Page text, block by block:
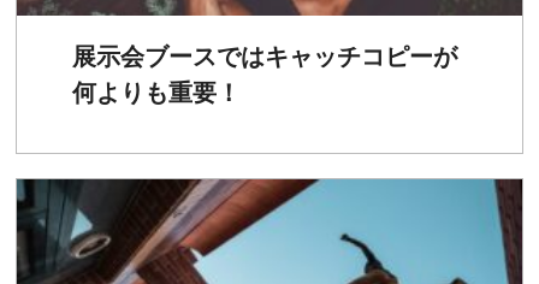
展示会ブースではキャッチコピーが
何よりも重要！